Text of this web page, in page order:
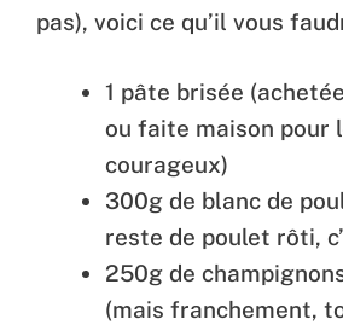
pas), voici ce qu’il vous
1 pâte brisée
ou faite maison pour
courageux)
300g de blanc de
reste de poulet rôti,
250g de
(mais franchement,